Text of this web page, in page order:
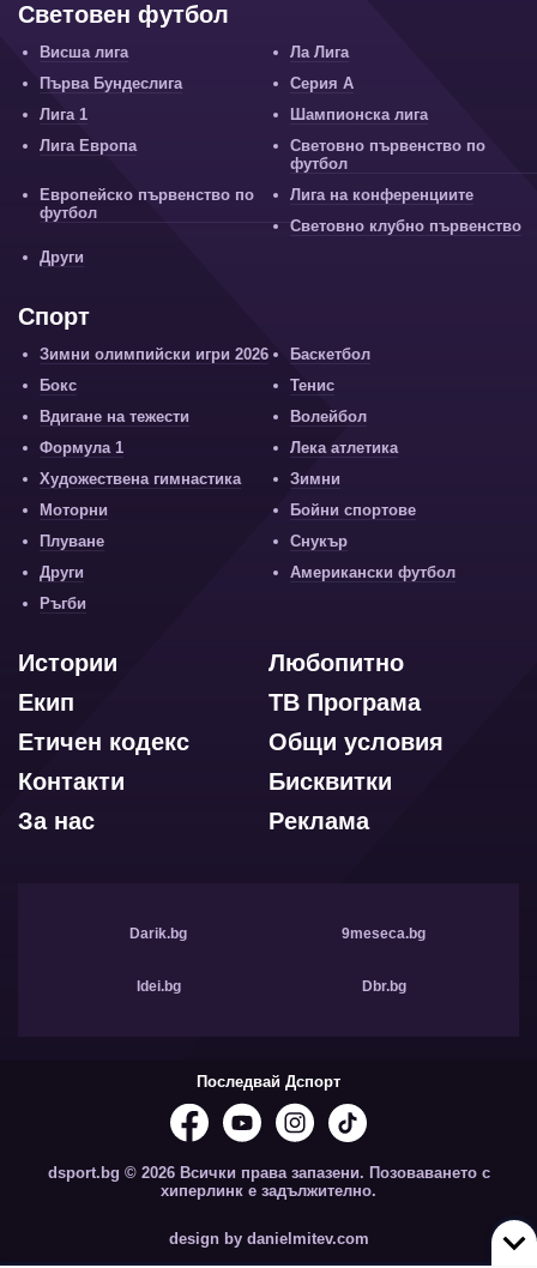
Световен футбол
Висша лига
Ла Лига
Първа Бундеслига
Серия А
Лига 1
Шампионска лига
Лига Европа
Световно първенство по
футбол
Европейско първенство по
футбол
Лига на конференциите
Световно клубно първенство
Други
Спорт
Зимни олимпийски игри 2026
Баскетбол
Бокс
Тенис
Вдигане на тежести
Волейбол
Формула 1
Лека атлетика
Художествена гимнастика
Зимни
Моторни
Бойни спортове
Плуване
Снукър
Други
Американски футбол
Ръгби
Любопитно
Истории
ТВ Програма
Екип
Общи условия
Етичен кодекс
Бисквитки
Контакти
Реклама
За нас
Darik.bg 9meseca.bg
Idei.bg Dbr.bg
Последвай Дспорт
dsport.bg © 2026 Всички права запазени. Позоваването с
хиперлинк е задължително.
design by danielmitev.com